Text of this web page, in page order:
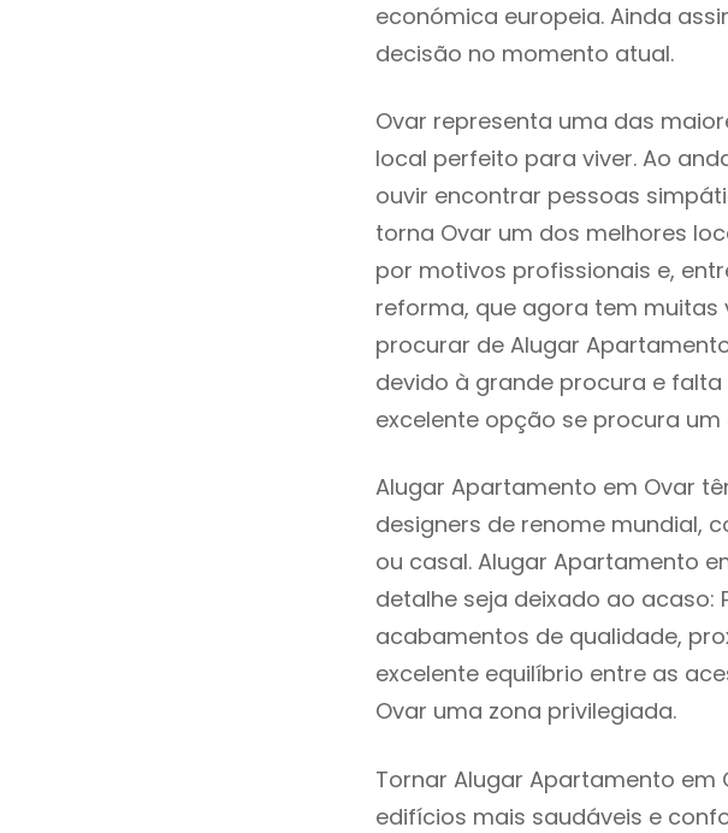
económica europeia. Ainda
decisão no momento atual.
Ovar representa uma das
local perfeito para viver. Ao
ouvir encontrar pessoas
torna Ovar um dos melhores
por motivos profissionais e,
reforma, que agora tem muitas
procurar de Alugar
devido à grande procura e
excelente opção se procura
Alugar Apartamento em Ovar
designers de renome mundial,
ou casal. Alugar Apartamento
detalhe seja deixado ao acaso:
acabamentos de qualidade,
excelente equilíbrio entre as
Ovar uma zona privilegiada.
Tornar Alugar Apartamento
edifícios mais saudáveis e